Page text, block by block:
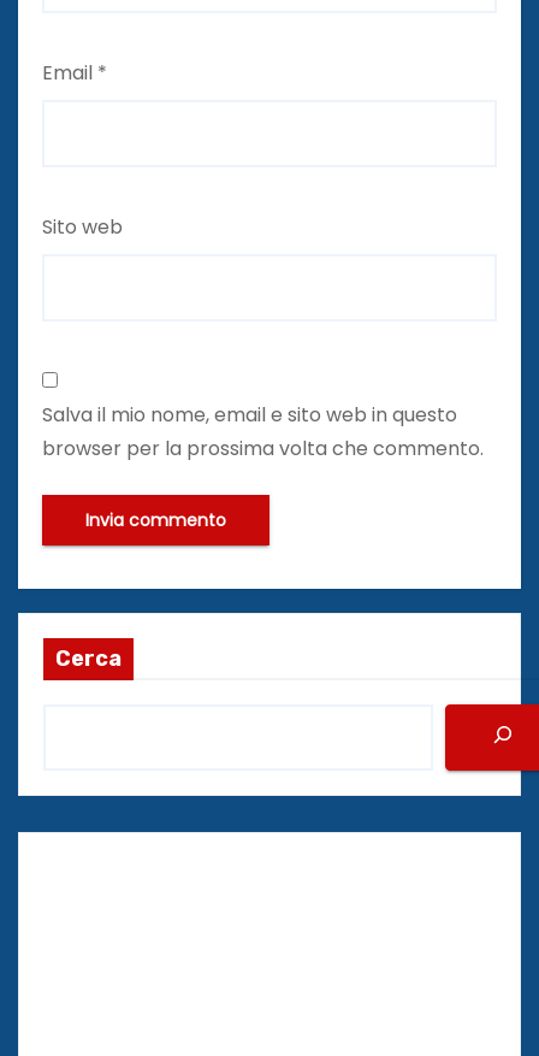
Email *
Sito web
Salva il mio nome, email e sito web in questo
browser per la prossima volta che commento.
Cerca